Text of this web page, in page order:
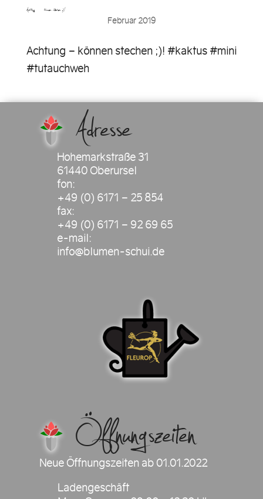
Achtung – können stechen ;)!…
Februar 2019
Achtung – können stechen ;)! #kaktus #mini
#tutauchweh
Adresse
Hohemarkstraße 31
61440 Oberursel
fon:
+49 (0) 6171 – 25 854
fax:
+49 (0) 6171 – 92 69 65
e-mail:
info@blumen-schui.de
Öffnungszeiten
Neue Öffnungszeiten ab 01.01.2022
Ladengeschäft